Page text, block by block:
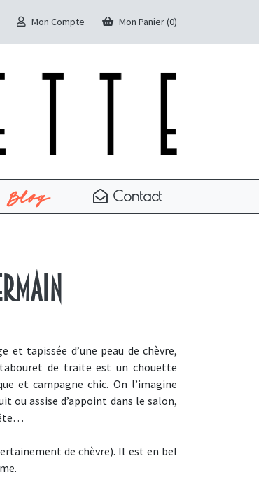
Mon Compte Mon Panier (0)
Blog Contact
et tapissée d’une peau de chèvre,
de traite est un chouette
et campagne chic. On l’imagine
ou assise d’appoint dans le salon,
de chèvre). Il est en bel